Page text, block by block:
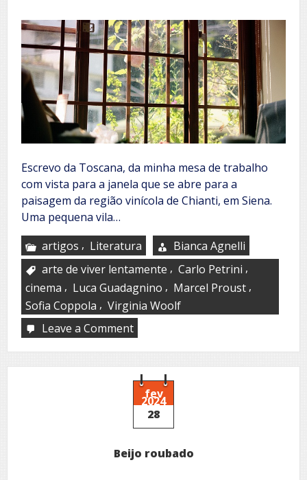
Escrevo da Toscana, da minha mesa de trabalho
com vista para a janela que se abre para a
paisagem da região vinícola de Chianti, em Siena.
Uma pequena vila…
artigos , Literatura
Bianca Agnelli
arte de viver lentamente , Carlo Petrini ,
cinema , Luca Guadagnino , Marcel Proust ,
Sofia Coppola , Virginia Woolf
Leave a Commenton
di
vivere
lentamente:
lezioni
dal
cinema
e
letteratura
fev
2024
28
Beijo roubado